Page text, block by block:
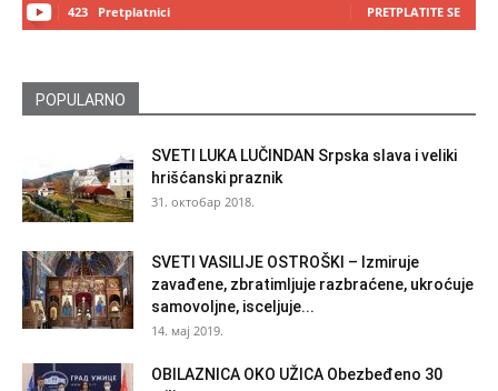
423 Pretplatnici PRETPLATITE SE
POPULARNO
SVETI LUKA LUČINDAN Srpska slava i veliki
hrišćanski praznik
31. октобар 2018.
SVETI VASILIJE OSTROŠKI – Izmiruje
zavađene, zbratimljuje razbraćene, ukroćuje
samovoljne, isceljuje...
14. мај 2019.
OBILAZNICA OKO UŽICA Obezbeđeno 30